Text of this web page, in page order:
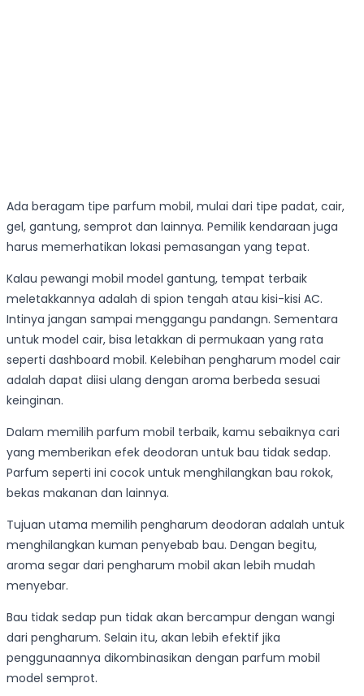
Ada beragam tipe parfum mobil, mulai dari tipe padat, cair,
gel, gantung, semprot dan lainnya. Pemilik kendaraan juga
harus memerhatikan lokasi pemasangan yang tepat.
Kalau pewangi mobil model gantung, tempat terbaik
meletakkannya adalah di spion tengah atau kisi-kisi AC.
Intinya jangan sampai menggangu pandangn. Sementara
untuk model cair, bisa letakkan di permukaan yang rata
seperti dashboard mobil. Kelebihan pengharum model cair
adalah dapat diisi ulang dengan aroma berbeda sesuai
keinginan.
Dalam memilih parfum mobil terbaik, kamu sebaiknya cari
yang memberikan efek deodoran untuk bau tidak sedap.
Parfum seperti ini cocok untuk menghilangkan bau rokok,
bekas makanan dan lainnya.
Tujuan utama memilih pengharum deodoran adalah untuk
menghilangkan kuman penyebab bau. Dengan begitu,
aroma segar dari pengharum mobil akan lebih mudah
menyebar.
Bau tidak sedap pun tidak akan bercampur dengan wangi
dari pengharum. Selain itu, akan lebih efektif jika
penggunaannya dikombinasikan dengan parfum mobil
model semprot.